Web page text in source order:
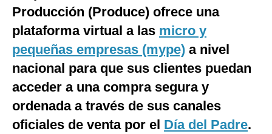
EEUU
México
España
Internacional
Tecnología
Club del Suscriptor
Producción (Produce) ofrece una
plataforma virtual a las micro y
pequeñas empresas (mype) a nivel
nacional para que sus clientes puedan
acceder a una compra segura y
ordenada a través de sus canales
oficiales de venta por el Día del Padre.